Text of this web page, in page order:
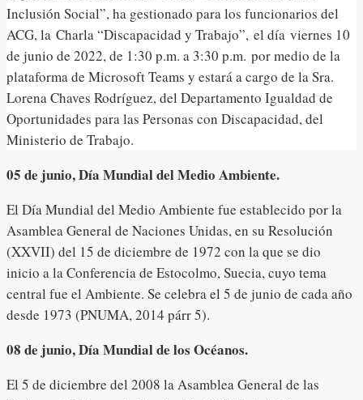
Inclusión Social”, ha gestionado para los funcionarios del
ACG, la Charla “Discapacidad y Trabajo”, el día viernes 10
de junio de 2022, de 1:30 p.m. a 3:30 p.m. por medio de la
plataforma de Microsoft Teams y estará a cargo de la Sra.
Lorena Chaves Rodríguez, del Departamento Igualdad de
Oportunidades para las Personas con Discapacidad, del
Ministerio de Trabajo.
05 de junio, Día Mundial del Medio Ambiente.
El Día Mundial del Medio Ambiente fue establecido por la
Asamblea General de Naciones Unidas, en su Resolución
(XXVII) del 15 de diciembre de 1972 con la que se dio
inicio a la Conferencia de Estocolmo, Suecia, cuyo tema
central fue el Ambiente. Se celebra el 5 de junio de cada año
desde 1973 (PNUMA, 2014 párr 5).
08 de junio, Día Mundial de los Océanos.
El 5 de diciembre del 2008 la Asamblea General de las